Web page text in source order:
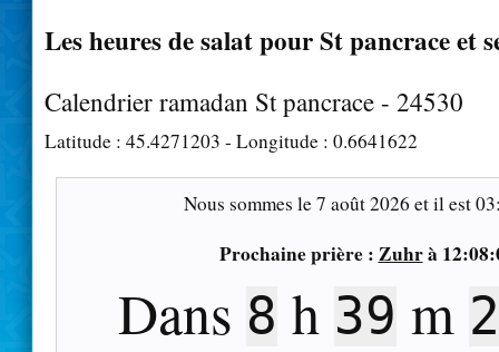
Les heures de salat pour St pancrace et
Calendrier ramadan St pancrace - 24530
Latitude : 45.4271203 - Longitude : 0.6641622
Nous sommes le7 août 2026 et il est
Prochaine prière : Zuhrà
Dans 8 h 39 m